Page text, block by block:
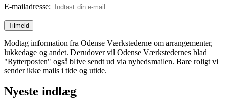
E-mailadresse:
Modtag information fra Odense Værkstederne om arrangementer,
lukkedage og andet. Derudover vil Odense Værkstedernes blad
"Rytterposten" også blive sendt ud via nyhedsmailen. Bare roligt vi
sender ikke mails i tide og utide.
Nyeste indlæg